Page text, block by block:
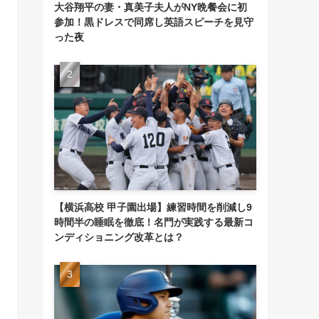
大谷翔平の妻・真美子夫人がNY晩餐会に初
参加！黒ドレスで同席し英語スピーチを見守
った夜
【横浜高校 甲子園出場】練習時間を削減し9
時間半の睡眠を徹底！名門が実践する最新コ
ンディショニング改革とは？